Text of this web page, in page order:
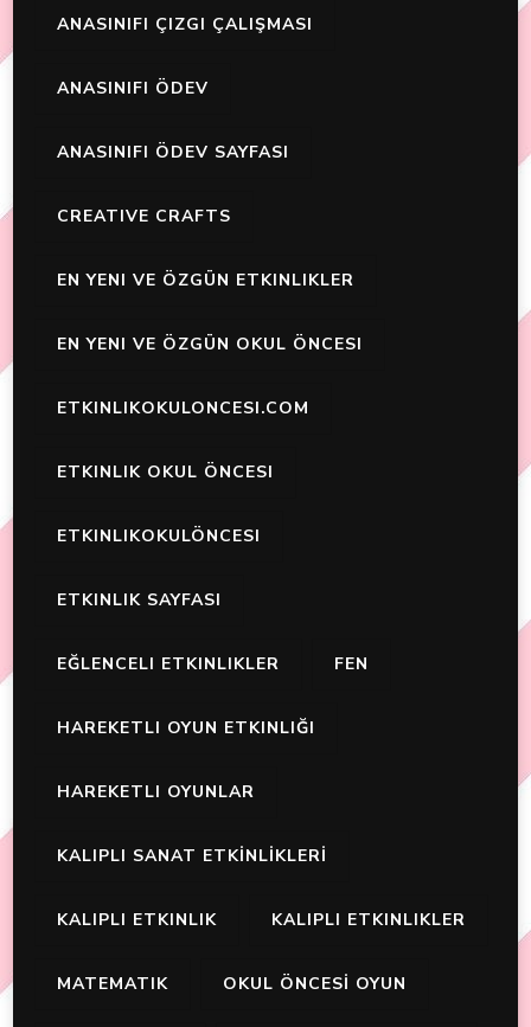
ANASINIFI ÇIZGI ÇALIŞMASI
ANASINIFI ÖDEV
ANASINIFI ÖDEV SAYFASI
CREATIVE CRAFTS
EN YENI VE ÖZGÜN ETKINLIKLER
EN YENI VE ÖZGÜN OKUL ÖNCESI
ETKINLIKOKULONCESI.COM
ETKINLIK OKUL ÖNCESI
ETKINLIKOKULÖNCESI
ETKINLIK SAYFASI
EĞLENCELI ETKINLIKLER FEN
HAREKETLI OYUN ETKINLIĞI
HAREKETLI OYUNLAR
KALIPLI SANAT ETKİNLİKLERİ
KALIPLI ETKINLIK KALIPLI ETKINLIKLER
MATEMATIK OKUL ÖNCESİ OYUN